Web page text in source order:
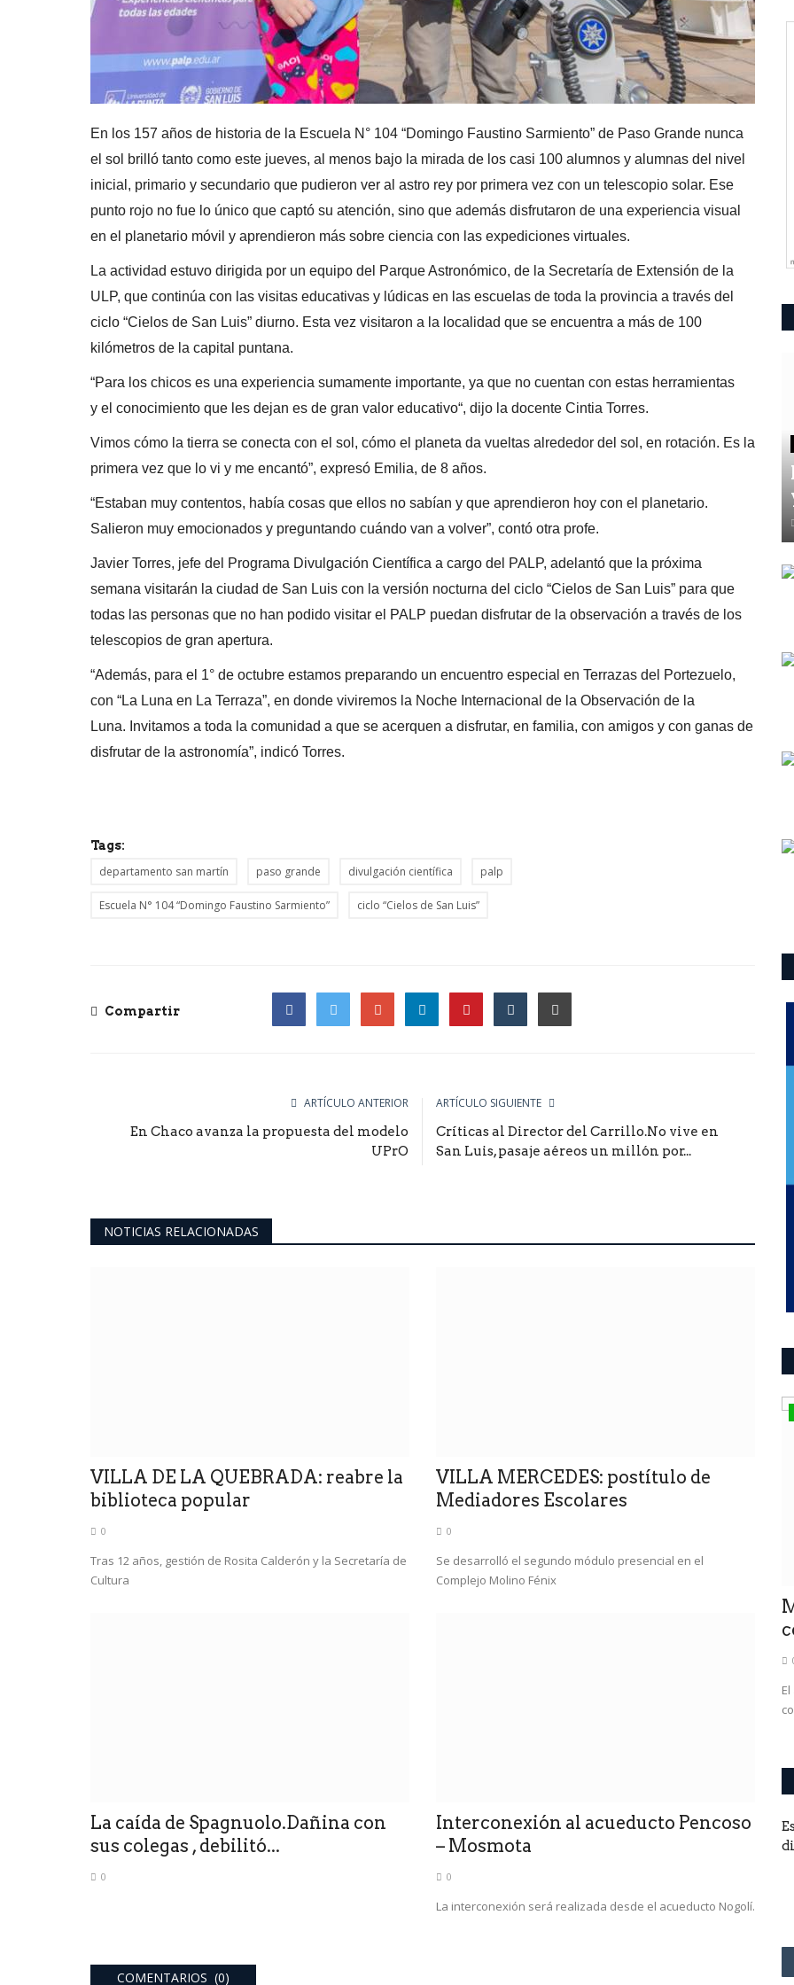
En los 157 años de historia de la Escuela N° 104 “Domingo Faustino Sarmiento” de Paso Grande nunca
el sol brilló tanto como este jueves, al menos bajo la mirada de los casi 100 alumnos y alumnas del nivel
inicial, primario y secundario que pudieron ver al astro rey por primera vez con un telescopio solar. Ese
punto rojo no fue lo único que captó su atención, sino que además disfrutaron de una experiencia visual
en el planetario móvil y aprendieron más sobre ciencia con las expediciones virtuales.
La actividad estuvo dirigida por un equipo del Parque Astronómico, de la Secretaría de Extensión de la
ULP, que continúa con las visitas educativas y lúdicas en las escuelas de toda la provincia a través del
ciclo “Cielos de San Luis” diurno. Esta vez visitaron a la localidad que se encuentra a más de 100
kilómetros de la capital puntana.
“Para los chicos es una experiencia sumamente importante, ya que no cuentan con estas herramientas
y el conocimiento que les dejan es de gran valor educativo“, dijo la docente Cintia Torres.
Vimos cómo la tierra se conecta con el sol, cómo el planeta da vueltas alrededor del sol, en rotación. Es la
primera vez que lo vi y me encantó”, expresó Emilia, de 8 años.
“Estaban muy contentos, había cosas que ellos no sabían y que aprendieron hoy con el planetario.
Salieron muy emocionados y preguntando cuándo van a volver”, contó otra profe.
Javier Torres, jefe del Programa Divulgación Científica a cargo del PALP, adelantó que la próxima
semana visitarán la ciudad de San Luis con la versión nocturna del ciclo “Cielos de San Luis” para que
todas las personas que no han podido visitar el PALP puedan disfrutar de la observación a través de los
telescopios de gran apertura.
“Además, para el 1° de octubre estamos preparando un encuentro especial en Terrazas del Portezuelo,
con “La Luna en La Terraza”, en donde viviremos la Noche Internacional de la Observación de la
Luna. Invitamos a toda la comunidad a que se acerquen a disfrutar, en familia, con amigos y con ganas de
disfrutar de la astronomía”, indicó Torres.
Tags:
departamento san martín paso grande divulgación científica palp
Escuela N° 104 “Domingo Faustino Sarmiento” ciclo “Cielos de San Luis”
Compartir
ARTÍCULO ANTERIOR
En Chaco avanza la propuesta del modelo
UPrO
ARTÍCULO SIGUIENTE
Críticas al Director del Carrillo.No vive en
San Luis, pasaje aéreos un millón por...
NOTICIAS RELACIONADAS
VILLA DE LA QUEBRADA: reabre la
biblioteca popular
0
Tras 12 años, gestión de Rosita Calderón y la Secretaría de
Cultura
VILLA MERCEDES: postítulo de
Mediadores Escolares
0
Se desarrolló el segundo módulo presencial en el
Complejo Molino Fénix
La caída de Spagnuolo.Dañina con
sus colegas , debilitó...
0
Interconexión al acueducto Pencoso
– Mosmota
0
La interconexión será realizada desde el acueducto Nogolí.
COMENTARIOS (0)
0
Se suspendió la 34° Fiesta Nacional de Calle Angosta. La
0